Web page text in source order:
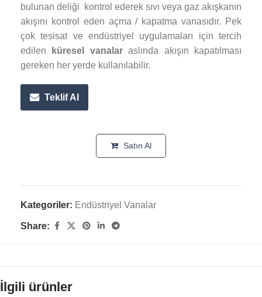
bulunan deliği kontrol ederek sıvı veya gaz akışkanın
akışını kontrol eden açma / kapatma vanasıdır. Pek
çok tesisat ve endüstriyel uygulamaları için tercih
edilen
küresel vanalaraslında akışın kapatılması
gereken her yerde kullanılabilir.
Teklif Al
Satın Al
Kategoriler: Endüstriyel Vanalar
Share:
İlgili ürünler